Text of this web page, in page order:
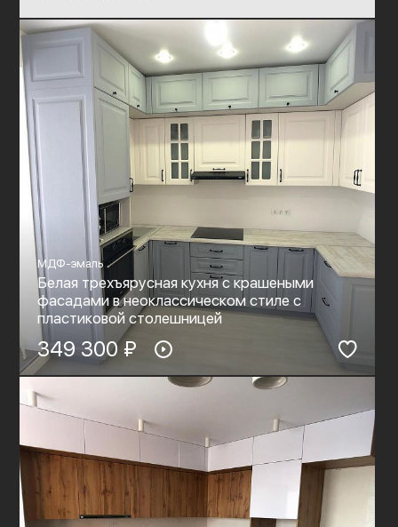
МДФ-эмаль
Белая трехъярусная кухня с крашеными
фасадами в неоклассическом стиле с
пластиковой столешницей
349 300 ₽